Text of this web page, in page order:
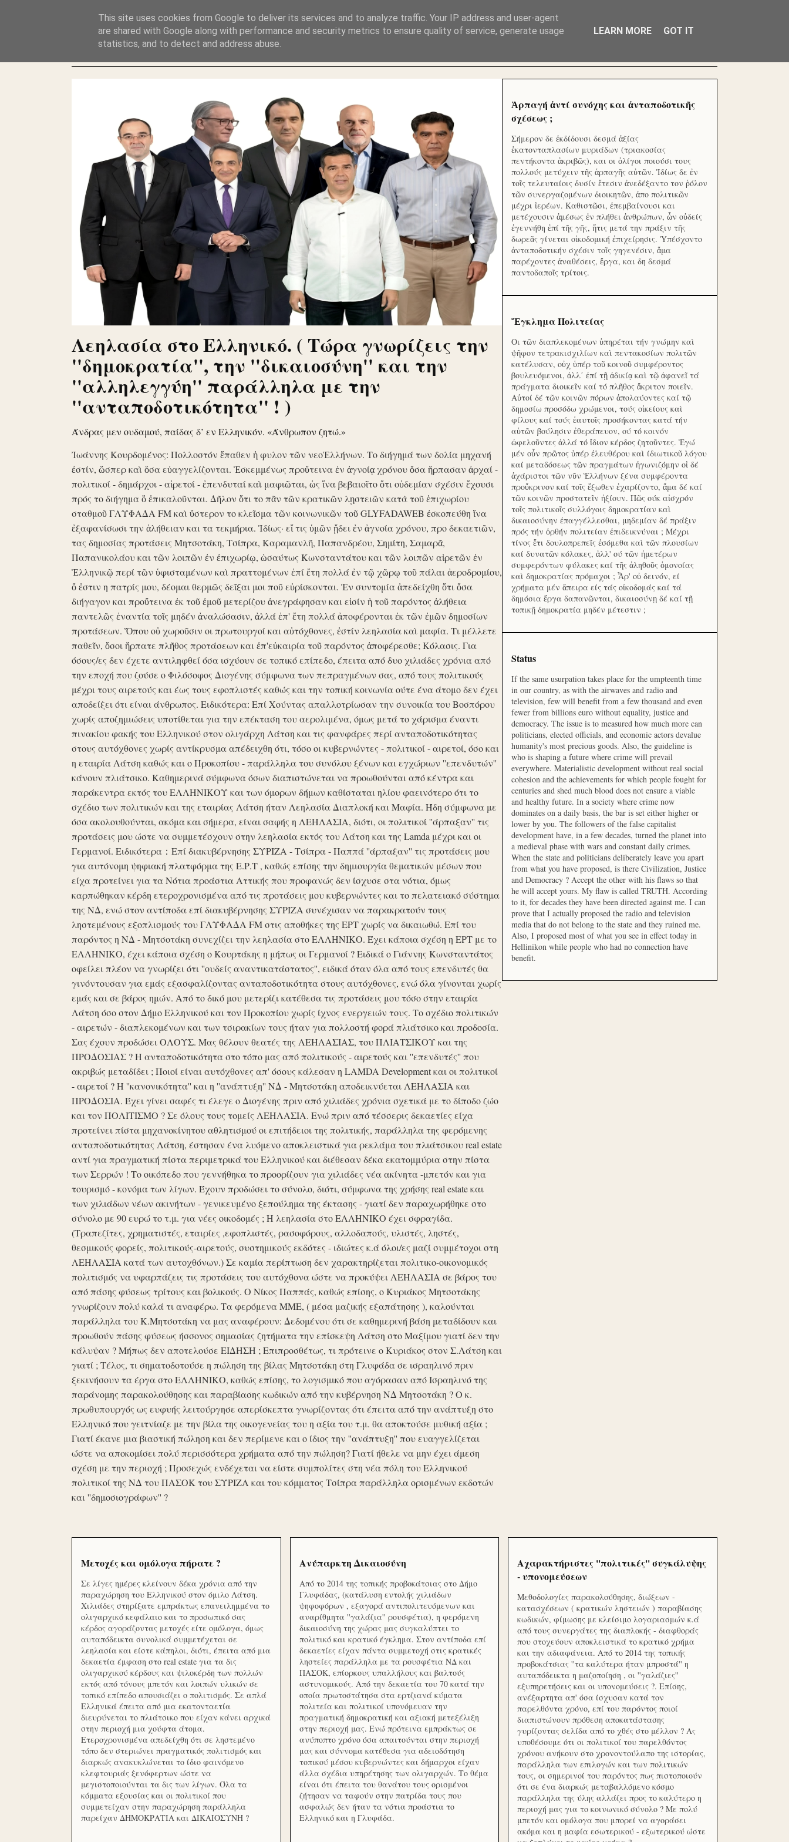
ΛΕΗΛΑΣΙΑ ΚΑΙ ΕΓΚΛΗΜΑ ?
Λεηλασία στο Ελληνικό. ( Τώρα γνωρίζεις την
''δημοκρατία'', την ''δικαιοσύνη'' και την
''αλληλεγγύη'' παράλληλα με την
''ανταποδοτικότητα'' ! )
Άνδρας μεν ουδαμού, παίδας δ’ εν Ελληνικόν. «Άνθρωπον ζητώ.»
Ἰωάννης Κουρδομένος: Πολλοστόν ἔπαθεν ἡ φυλον τῶν νεοἙλλήνων. Το διήγημά των δολία μηχανή
ἐστίν, ὥσπερ καὶ ὅσα εὐαγγελίζονται. Ἐσκεμμένως προὔτεινα ἐν ἀγνοίᾳ χρόνου ὅσα ἥρπασαν ἀρχαί -
πολιτικοί - δημάρχοι - αἱρετοί - ἐπενδυταί καὶ μαφιῶται, ὡς ἵνα βεβαιοῖτο ὅτι οὐδεμίαν σχέσιν ἔχουσι
πρός το διήγημα ὃ ἐπικαλοῦνται. Δῆλον ὅτι το πᾶν τῶν κρατικῶν λῃστειῶν κατὰ τοῦ ἐπιχωρίου
σταθμοῦ ΓΛΥΦΑΔΑ FM καὶ ὕστερον το κλεῖσμα τῶν κοινωνικῶν τοῦ GLYFADAWEB ἐσκοπεύθη ἵνα
ἐξαφανίσωσι την ἀλήθειαν και τα τεκμήρια. Ἰδίως· εἴ τις ὑμῶν ᾔδει ἐν ἀγνοία χρόνου, προ δεκαετιῶν,
τας δημοσίας προτάσεις Μητσοτάκη, Τσίπρα, Καραμανλῆ, Παπανδρέου, Σημίτη, Σαμαρᾶ,
Παπανικολάου και τῶν λοιπῶν ἐν ἐπιχωρίῳ, ὡσαύτως Κωνσταντάτου και τῶν λοιπῶν αἱρετῶν ἐν
Ἑλληνικῷ περί τῶν ὑφισταμένων καὶ πραττομένων ἐπί ἔτη πολλά ἐν τῷ χῶρῳ τοῦ πάλαι ἀεροδρομίου,
ὅ ἐστιν η πατρίς μου, δέομαι θερμῶς δεῖξαι μοι ποῦ εὑρίσκονται. Ἐν συντομία ἀπεδείχθη ὅτι ὅσα
διήγαγον και προὔτεινα ἐκ τοῦ ἐμοῦ μετερίζου ἀνεγράφησαν και εἰσίν ἡ τοῦ παρόντος ἀλήθεια
παντελῶς ἐναντία τοῖς μηδέν ἀναλώσασιν, ἀλλά ἐπ' ἔτη πολλά ἀποφέρονται ἐκ τῶν ἐμῶν δημοσίων
προτάσεων. Ὅπου οὐ χωροῦσιν οι πρωτουργοί και αὐτόχθονες, ἐστίν λεηλασία καὶ μαφία. Τι μέλλετε
παθεῖν, ὅσοι ἥρπατε πλῆθος προτάσεων και ἐπ'εὐκαιρία τοῦ παρόντος ἀποφέρεσθε; Κόλασις. Για
όσους/ες δεν έχετε αντιληφθεί όσα ισχύουν σε τοπικό επίπεδο, έπειτα από δυο χιλιάδες χρόνια από
την εποχή που ζούσε ο Φιλόσοφος Διογένης σύμφωνα των πεπραγμένων σας, από τους πολιτικούς
μέχρι τους αιρετούς και έως τους εφοπλιστές καθώς και την τοπική κοινωνία ούτε ένα άτομο δεν έχει
αποδείξει ότι είναι άνθρωπος. Ειδικότερα: Επί Χούντας απαλλοτρίωσαν την συνοικία του Βοσπόρου
χωρίς αποζημιώσεις υποτίθεται για την επέκταση του αερολιμένα, όμως μετά το χάρισμα έναντι
πινακίου φακής του Ελληνικού στον ολιγάρχη Λάτση και τις φανφάρες περί ανταποδοτικότητας
στους αυτόχθονες χωρίς αντίκρυσμα απέδειχθη ότι, τόσο οι κυβερνώντες - πολιτικοί - αιρετοί, όσο και
η εταιρία Λάτση καθώς και ο Προκοπίου - παράλληλα του συνόλου ξένων και εγχώριων ''επενδυτών''
κάνουν πλιάτσικο. Καθημερινά σύμφωνα όσων διαπιστώνεται να προωθούνται από κέντρα και
παράκεντρα εκτός του ΕΛΛΗΝΙΚΟΥ και των όμορων δήμων καθίσταται ηλίου φαεινότερο ότι το
σχέδιο των πολιτικών και της εταιρίας Λάτση ήταν Λεηλασία Διαπλοκή και Μαφία. Ήδη σύμφωνα με
όσα ακολουθούνται, ακόμα και σήμερα, είναι σαφής η ΛΕΗΛΑΣΙΑ, διότι, οι πολιτικοί ''άρπαξαν'' τις
προτάσεις μου ώστε να συμμετέσχουν στην λεηλασία εκτός του Λάτση και της Lamda μέχρι και οι
Γερμανοί. Ειδικότερα：Επί διακυβέρνησης ΣΥΡΙΖΑ - Τσίπρα - Παππά ''άρπαξαν'' τις προτάσεις μου
για αυτόνομη ψηφιακή πλατφόρμα της Ε.Ρ.Τ , καθώς επίσης την δημιουργία θεματικών μέσων που
είχα προτείνει για τα Νότια προάστια Αττικής που προφανώς δεν ίσχυσε στα νότια, όμως
καρπώθηκαν κέρδη ετεροχρονισμένα από τις προτάσεις μου κυβερνώντες και το πελατειακό σύστημα
της ΝΔ, ενώ στον αντίποδα επί διακυβέρνησης ΣΥΡΙΖΑ συνέχισαν να παρακρατούν τους
ληστεμένους εξοπλισμούς του ΓΛΥΦΑΔΑ FM στις αποθήκες της ΕΡΤ χωρίς να δικαιωθώ. Επί του
παρόντος η ΝΔ - Μητσοτάκη συνεχίζει την λεηλασία στο ΕΛΛΗΝΙΚΟ. Έχει κάποια σχέση η ΕΡΤ με το
ΕΛΛΗΝΙΚΟ, έχει κάποια σχέση ο Κουρτάκης η μήπως οι Γερμανοί ? Ειδικά ο Γιάννης Κωνσταντάτος
οφείλει πλέον να γνωρίζει ότι ''ουδείς αναντικατάστατος'', ειδικά όταν όλα από τους επενδυτές θα
γινόντουσαν για εμάς εξασφαλίζοντας ανταποδοτικότητα στους αυτόχθονες, ενώ όλα γίνονται χωρίς
εμάς και σε βάρος ημών. Από το δικό μου μετερίζι κατέθεσα τις προτάσεις μου τόσο στην εταιρία
Λάτση όσο στον Δήμο Ελληνικού και τον Προκοπίου χωρίς ίχνος ενεργειών τους. Το σχέδιο πολιτικών
- αιρετών - διαπλεκομένων και των τσιρακίων τους ήταν για πολλοστή φορά πλιάτσικο και προδοσία.
Σας έχουν προδώσει ΟΛΟΥΣ. Μας θέλουν θεατές της ΛΕΗΛΑΣΙΑΣ, του ΠΛΙΑΤΣΙΚΟΥ και της
ΠΡΟΔΟΣΙΑΣ ? Η ανταποδοτικότητα στο τόπο μας από πολιτικούς - αιρετούς και ''επενδυτές'' που
ακριβώς μεταδίδει ; Ποιοί είναι αυτόχθονες απ' όσους κάλεσαν η LAMDA Development και οι πολιτικοί
- αιρετοί ? Η ''κανονικότητα'' και η ''ανάπτυξη'' ΝΔ - Μητσοτάκη αποδεικνύεται ΛΕΗΛΑΣΙΑ και
ΠΡΟΔΟΣΙΑ. Έχει γίνει σαφές τι έλεγε ο Διογένης πριν από χιλιάδες χρόνια σχετικά με το δίποδο ζώο
και τον ΠΟΛΙΤΙΣΜΟ ? Σε όλους τους τομείς ΛΕΗΛΑΣΙΑ. Ενώ πριν από τέσσερις δεκαετίες είχα
προτείνει πίστα μηχανοκίνητου αθλητισμού οι επιτήδειοι της πολιτικής, παράλληλα της φερόμενης
ανταποδοτικότητας Λάτση, έστησαν ένα λυόμενο αποκλειστικά για ρεκλάμα του πλιάτσικου real estate
αντί για πραγματική πίστα περιμετρικά του Ελληνικού και διέθεσαν δέκα εκατομμύρια στην πίστα
των Σερρών ! Το οικόπεδο που γεννήθηκα το προορίζουν για χιλιάδες νέα ακίνητα -μπετόν και για
τουρισμό - κονόμα των λίγων. Έχουν προδώσει το σύνολο, διότι, σύμφωνα της χρήσης real estate και
των χιλιάδων νέων ακινήτων - γενικευμένο ξεπούλημα της έκτασης - γιατί δεν παραχωρήθηκε στο
σύνολο με 90 ευρώ το τ.μ. για νέες οικοδομές ; Η λεηλασία στο ΕΛΛΗΝΙΚΟ έχει σφραγίδα.
(Τραπεζίτες, χρηματιστές, εταιρίες ,εφοπλιστές, ρασοφόρους, αλλοδαπούς, υλιστές, ληστές,
θεσμικούς φορείς, πολιτικούς-αιρετούς, συστημικούς εκδότες - ιδιώτες κ.ά όλοι/ες μαζί συμμέτοχοι στη
ΛΕΗΛΑΣΙΑ κατά των αυτοχθόνων.) Σε καμία περίπτωση δεν χαρακτηρίζεται πολιτικο-οικονομικός
πολιτισμός να υφαρπάζεις τις προτάσεις του αυτόχθονα ώστε να προκύψει ΛΕΗΛΑΣΙΑ σε βάρος του
από πάσης φύσεως τρίτους και βολικούς. Ο Νίκος Παππάς, καθώς επίσης, ο Κυριάκος Μητσοτάκης
γνωρίζουν πολύ καλά τι αναφέρω. Τα φερόμενα ΜΜΕ, ( μέσα μαζικής εξαπάτησης ), καλούνται
παράλληλα του Κ.Μητσοτάκη να μας αναφέρουν: Δεδομένου ότι σε καθημερινή βάση μεταδίδουν και
προωθούν πάσης φύσεως ήσσονος σημασίας ζητήματα την επίσκεψη Λάτση στο Μαξίμου γιατί δεν την
κάλυψαν ? Μήπως δεν αποτελούσε ΕΙΔΗΣΗ ; Επιπροσθέτως, τι πρότεινε ο Κυριάκος στον Σ.Λάτση και
γιατί ; Τέλος, τι σηματοδοτούσε η πώληση της βίλας Μητσοτάκη στη Γλυφάδα σε ισραηλινό πριν
ξεκινήσουν τα έργα στο ΕΛΛΗΝΙΚΟ, καθώς επίσης, το λογισμικό που αγόρασαν από Ισραηλινό της
παράνομης παρακολούθησης και παραβίασης κωδικών από την κυβέρνηση ΝΔ Μητσοτάκη ? Ο κ.
πρωθυπουργός ως ευφυής λειτούργησε απερίσκεπτα γνωρίζοντας ότι έπειτα από την ανάπτυξη στο
Ελληνικό που γειτνίαζε με την βίλα της οικογενείας του η αξία του τ.μ. θα αποκτούσε μυθική αξία ;
Γιατί έκανε μια βιαστική πώληση και δεν περίμενε και ο ίδιος την ''ανάπτυξη'' που ευαγγελίζεται
ώστε να αποκομίσει πολύ περισσότερα χρήματα από την πώληση? Γιατί ήθελε να μην έχει άμεση
σχέση με την περιοχή ; Προσεχώς ενδέχεται να είστε συμπολίτες στη νέα πόλη του Ελληνικού
πολιτικοί της ΝΔ του ΠΑΣΟΚ του ΣΥΡΙΖΑ και του κόμματος Τσίπρα παράλληλα ορισμένων εκδοτών
και ''δημοσιογράφων'' ?
Ἁρπαγή ἀντί συνόχης και ἀνταποδοτικῆς
σχέσεως ;
Σήμερον δε ἐκδίδουσι δεσμά ἀξίας
ἑκατονταπλασίων μυριάδων (τριακοσίας
πεντήκοντα ἀκριβῶς), και οι ὀλίγοι ποιούσι τους
πολλούς μετύχειν τῆς ἁρπαγῆς αὐτῶν. Ἰδίως δε ἐν
τοῖς τελευταίοις δυσίν ἔτεσιν ἀνεδέξαντο τον ῥόλον
τῶν συνεργαζομένων διοικητῶν, ἀπο πολιτικῶν
μέχρι ἱερέων. Καθιστῶσι, ἐπεμβαίνουσι και
μετέχουσιν ἀμέσως ἐν πλήθει ἀνθρώπων, ὧν οὐδείς
ἐγεννήθη ἐπί τῆς γῆς, ἥτις μετά την πράξιν τῆς
δωρεᾶς γίνεται οἰκοδομική ἐπιχείρησις. Ὑπέσχοντο
ἀνταποδοτικήν σχέσιν τοῖς γηγενέσιν, ἅμα
παρέχοντες ἀναθέσεις, ἔργα, και δη δεσμά
παντοδαποῖς τρίτοις.
Ἔγκλημα Πολιτείας
Οι τῶν διαπλεκομένων ὑπηρέται τήν γνώμην καὶ
ψῆφον τετρακισχιλίων καὶ πεντακοσίων πολιτῶν
κατέλυσαν, οὐχ ὑπέρ τοῦ κοινοῦ συμφέροντος
βουλευόμενοι, ἀλλ᾽ ἐπί τῇ ἀδικίᾳ καὶ τῷ ἀφανεῖ τά
πράγματα διοικεῖν καί τό πλῆθος ἄκριτον ποιεῖν.
Αὐτοί δέ τῶν κοινῶν πόρων ἀπολαύοντες καί τῷ
δημοσίω προσόδω χρώμενοι, τούς οἰκείους καὶ
φίλους καί τούς ἑαυτοῖς προσήκοντας κατά τήν
αὑτῶν βούλησιν ἐθεράπευον, ού τό κοινόν
ὠφελοῦντες ἀλλά τό ἴδιον κέρδος ζητοῦντες. Ἐγώ
μέν οὖν πρῶτος ὑπέρ ἐλευθέρου καὶ ίδιωτικοῦ λόγου
καί μεταδόσεως τῶν πραγμάτων ἠγωνιζόμην οἱ δέ
ἀχάριστοι τῶν νῦν Ἑλλήνων ξένα συμφέροντα
προὔκρινον καί τοῖς ἔξωθεν ἐχαρίζοντο, ἅμα δέ καί
τῶν κοινῶν προστατεῖν ἠξίουν. Πῶς ούκ αἰσχρόν
τοῖς πολιτικοῖς συλλόγοις δημοκρατίαν καὶ
δικαιοσύνην ἐπαγγέλλεσθαι, μηδεμίαν δέ πράξιν
πρός τήν ὀρθήν πολιτείαν ἐπιδεικνύναι ; Μέχρι
τίνος ἔτι δουλοπρεπεῖς ἐσόμεθα καὶ τῶν πλουσίων
καί δυνατῶν κόλακες, ἀλλ' ού τῶν ἡμετέρων
συμφερόντων φύλακες καί τῆς ἀληθοῦς ὁμονοίας
καὶ δημοκρατίας πρόμαχοι ; Ἆρ' οὐ δεινόν, εί
χρήματα μέν ἄπειρα είς τάς οἰκοδομάς καί τά
δημόσια ἔργα δαπανῶνται, δικαιοσύνῃ δέ καί τῇ
τοπικῇ δημοκρατία μηδέν μέτεστιν ;
Status
If the same usurpation takes place for the umpteenth time
in our country, as with the airwaves and radio and
television, few will benefit from a few thousand and even
fewer from billions euro without equality, justice and
democracy. The issue is to measured how much more can
politicians, elected officials, and economic actors devalue
humanity's most precious goods. Also, the guideline is
who is shaping a future where crime will prevail
everywhere. Materialistic development without real social
cohesion and the achievements for which people fought for
centuries and shed much blood does not ensure a viable
and healthy future. In a society where crime now
dominates on a daily basis, the bar is set either higher or
lower by you. The followers of the false capitalist
development have, in a few decades, turned the planet into
a medieval phase with wars and constant daily crimes.
When the state and politicians deliberately leave you apart
from what you have proposed, is there Civilization, Justice
and Democracy ? Accept the other with his flaws so that
he will accept yours. My flaw is called TRUTH. According
to it, for decades they have been directed against me. I can
prove that I actually proposed the radio and television
media that do not belong to the state and they ruined me.
Also, I proposed most of what you see in effect today in
Hellinikon while people who had no connection have
benefit.
Μετοχές και ομόλογα πήρατε ?
Σε λίγες ημέρες κλείνουν δέκα χρόνια από την
παραχώρηση του Ελληνικού στον όμιλο Λάτση.
Χιλιάδες στηρίξατε εμπράκτως επανειλημμένα το
ολιγαρχικό κεφάλαιο και το προσωπικό σας
κέρδος αγοράζοντας μετοχές είτε ομόλογα, όμως
αυταπόδεικτα συνολικά συμμετέχεται σε
λεηλασία και είστε κάπηλοι, διότι, έπειτα από μια
δεκαετία έμφαση στο real estate για τα δις
ολιγαρχικού κέρδους και ψιλοκέρδη των πολλών
εκτός από τόνους μπετόν και λοιπών υλικών σε
τοπικό επίπεδο απουσιάζει ο πολιτισμός. Σε απλά
Ελληνικά έπειτα από μια εκατονταετία
διευρύνεται το πλιάτσικο που είχαν κάνει αρχικά
στην περιοχή μια χούφτα άτομα.
Ετεροχρονισμένα απεδείχθη ότι σε ληστεμένο
τόπο δεν στεριώνει πραγματικός πολιτισμός και
διαρκώς ανακυκλώνεται το ίδιο φαινόμενο
κλεφτουριάς ξενόφερτων ώστε να
μεγιστοποιούνται τα δις των λίγων. Όλα τα
κόμματα εξουσίας και οι πολιτικοί που
συμμετείχαν στην παραχώρηση παράλληλα
παρείχαν ΔΗΜΟΚΡΑΤΙΑ και ΔΙΚΑΙΟΣΥΝΗ ?
Ανύπαρκτη Δικαιοσύνη
Από το 2014 της τοπικής προβοκάτσιας στο Δήμο
Γλυφάδας, (κατάλυση εντολής χιλιάδων
ψηφοφόρων , εξαγορά αντιπολιτευόμενων και
αναρίθμητα ''γαλάζια'' ρουσφέτια), η φερόμενη
δικαιοσύνη της χώρας μας συγκαλύπτει το
πολιτικό και κρατικό έγκλημα. Στον αντίποδα επί
δεκαετίες είχαν πάντα συμμετοχή στις κρατικές
ληστείες παράλληλα με τα ρουσφέτια ΝΔ και
ΠΑΣΟΚ, επίορκους υπαλλήλους και βαλτούς
αστυνομικούς. Από την δεκαετία του 70 κατά την
οποία πρωτοστάτησα στα ερτζιανά κύματα
πολιτεία και πολιτικοί υπονόμευαν την
πραγματική δημοκρατική και αξιακή μετεξέλιξη
στην περιοχή μας. Ενώ πρότεινα εμπράκτως σε
ανύποπτο χρόνο όσα απαιτούνται στην περιοχή
μας και σύννομα κατέθεσα για αδειοδότηση
τοπικού μέσου κυβερνώντες και δήμαρχοι είχαν
άλλα σχέδια υπηρέτησης των ολιγαρχών. Το θέμα
είναι ότι έπειτα του θανάτου τους ορισμένοι
ζήτησαν να ταφούν στην πατρίδα τους που
ασφαλώς δεν ήταν τα νότια προάστια το
Ελληνικό και η Γλυφάδα.
Αχαρακτήριστες ''πολιτικές'' συγκάλυψης
- υπονομεύσεων
Μεθοδολογίες παρακολούθησης, διώξεων -
κατασχέσεων ( κρατικών ληστειών ) παραβίασης
κωδικών, φίμωσης με κλείσιμο λογαριασμών κ.ά
από τους συνεργάτες της διαπλοκής - διαφθοράς
που στοχεύουν αποκλειστικά το κρατικό χρήμα
και την αδιαφάνεια. Από το 2014 της τοπικής
προβοκάτσιας ''τα καλύτερα ήταν μπροστά'' η
αυταπόδεικτα η μαζοποίηση , οι ''γαλάζιες''
εξυπηρετήσεις και οι υπονομεύσεις ?. Επίσης,
ανέξαρτητα απ' όσα ίσχυσαν κατά τον
παρελθόντα χρόνο, επί του παρόντος ποιοί
διαπιστώνουν πρόθεση αποκατάστασης
γυρίζοντας σελίδα από το χθές στο μέλλον ? Ας
υποθέσουμε ότι οι πολιτικοί του παρελθόντος
χρόνου ανήκουν στο χρονοντούλαπο της ιστορίας,
παράλληλα των επιλογών και των πολιτικών
τους, οι σημερινοί του παρόντος πως πιστοποιούν
ότι σε ένα διαρκώς μεταβαλλόμενο κόσμο
παράλληλα της ύλης αλλάζει προς το καλύτερο η
περιοχή μας για το κοινωνικό σύνολο ? Με πολύ
μπετόν και ομόλογα που μπορεί να αγοράσει
ακόμα και η μαφία εσωτερικού - εξωτερικού ώστε
This site uses cookies from Google to deliver its services and to analyze traffic. Your IP address and user-agent
are shared with Google along with performance and security metrics to ensure quality of service, generate usage
statistics, and to detect and address abuse.
LEARN MORE GOT IT